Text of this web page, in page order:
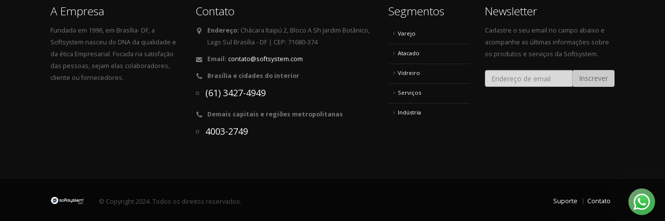
A Empresa
Fundada em 1996, em Brasília- DF, a
Softsystem nasceu do DNA da qualidade e
da ética Empresarial. Focada na satisfação
das pessoas, sejam elas colaboradores,
cliente ou fornecedores.
Contato
Endereço: Chácara Itaipú 2, Bloco A Sh Jardim Botânico,
Lago Sul Brasília - DF | CEP: 71680-374
Email: contato@softsystem.com
Brasília e cidades do interior
(61) 3427-4949
Demais capitais e regiões metropolitanas
4003-2749
Segmentos
Varejo
Atacado
Vidreiro
Serviços
Indústria
Newsletter
Cadastre o seu email no campo abaixo e
acompanhe as últimas informações sobre
os produtos e serviços da Softsystem.
Inscrever
© Copyright 2024. Todos os direitos reservados. Suporte Contato